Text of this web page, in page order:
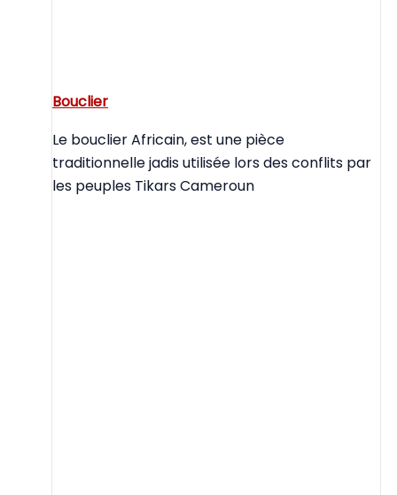
Bouclier
Le bouclier Africain, est une pièce
traditionnelle jadis utilisée lors des conflits par
les peuples Tikars Cameroun